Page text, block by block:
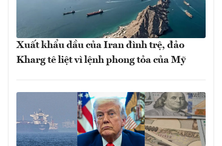
Xuất khẩu dầu của Iran đình trệ, đảo
Kharg tê liệt vì lệnh phong tỏa của Mỹ